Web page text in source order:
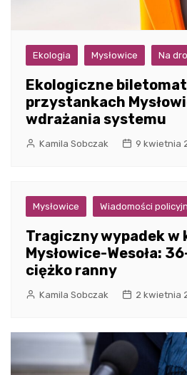
Ekologia Mysłowice Na
Ekologiczne
przystankach
wdrażania systemu
Kamila Sobczak 9 kwietnia
Mysłowice Wiadomości
Tragiczny wypadek w
Mysłowice-Wesoła:
ciężko ranny
Kamila Sobczak 2 kwietnia